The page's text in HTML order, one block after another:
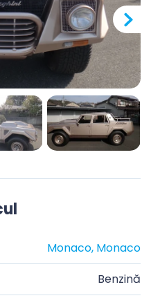
Monaco, Monaco
Benzină